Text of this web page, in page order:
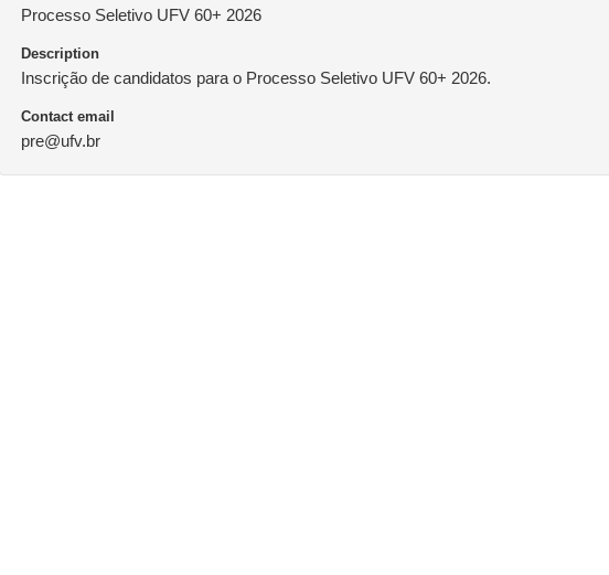
Processo Seletivo UFV 60+ 2026
Description
Inscrição de candidatos para o Processo Seletivo UFV 60+ 2026.
Contact email
pre@ufv.br